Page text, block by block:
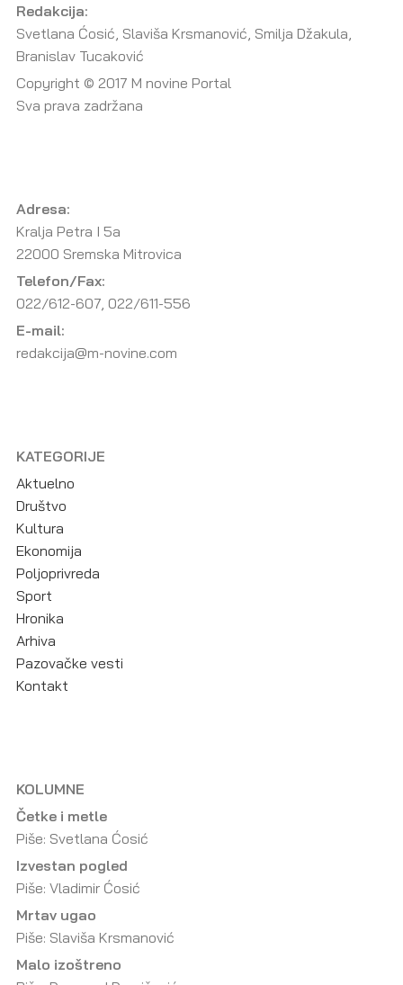
Redakcija:
Svetlana Ćosić, Slaviša Krsmanović, Smilja Džakula,
Branislav Tucaković
Copyright © 2017 M novine Portal
Sva prava zadržana
Adresa:
Kralja Petra I 5a
22000 Sremska Mitrovica
Telefon/Fax:
022/612-607, 022/611-556
E-mail:
redakcija@m-novine.com
KATEGORIJE
Aktuelno
Društvo
Kultura
Ekonomija
Poljoprivreda
Sport
Hronika
Arhiva
Pazovačke vesti
Kontakt
KOLUMNE
Četke i metle
Piše: Svetlana Ćosić
Izvestan pogled
Piše: Vladimir Ćosić
Mrtav ugao
Piše: Slaviša Krsmanović
Malo izoštreno